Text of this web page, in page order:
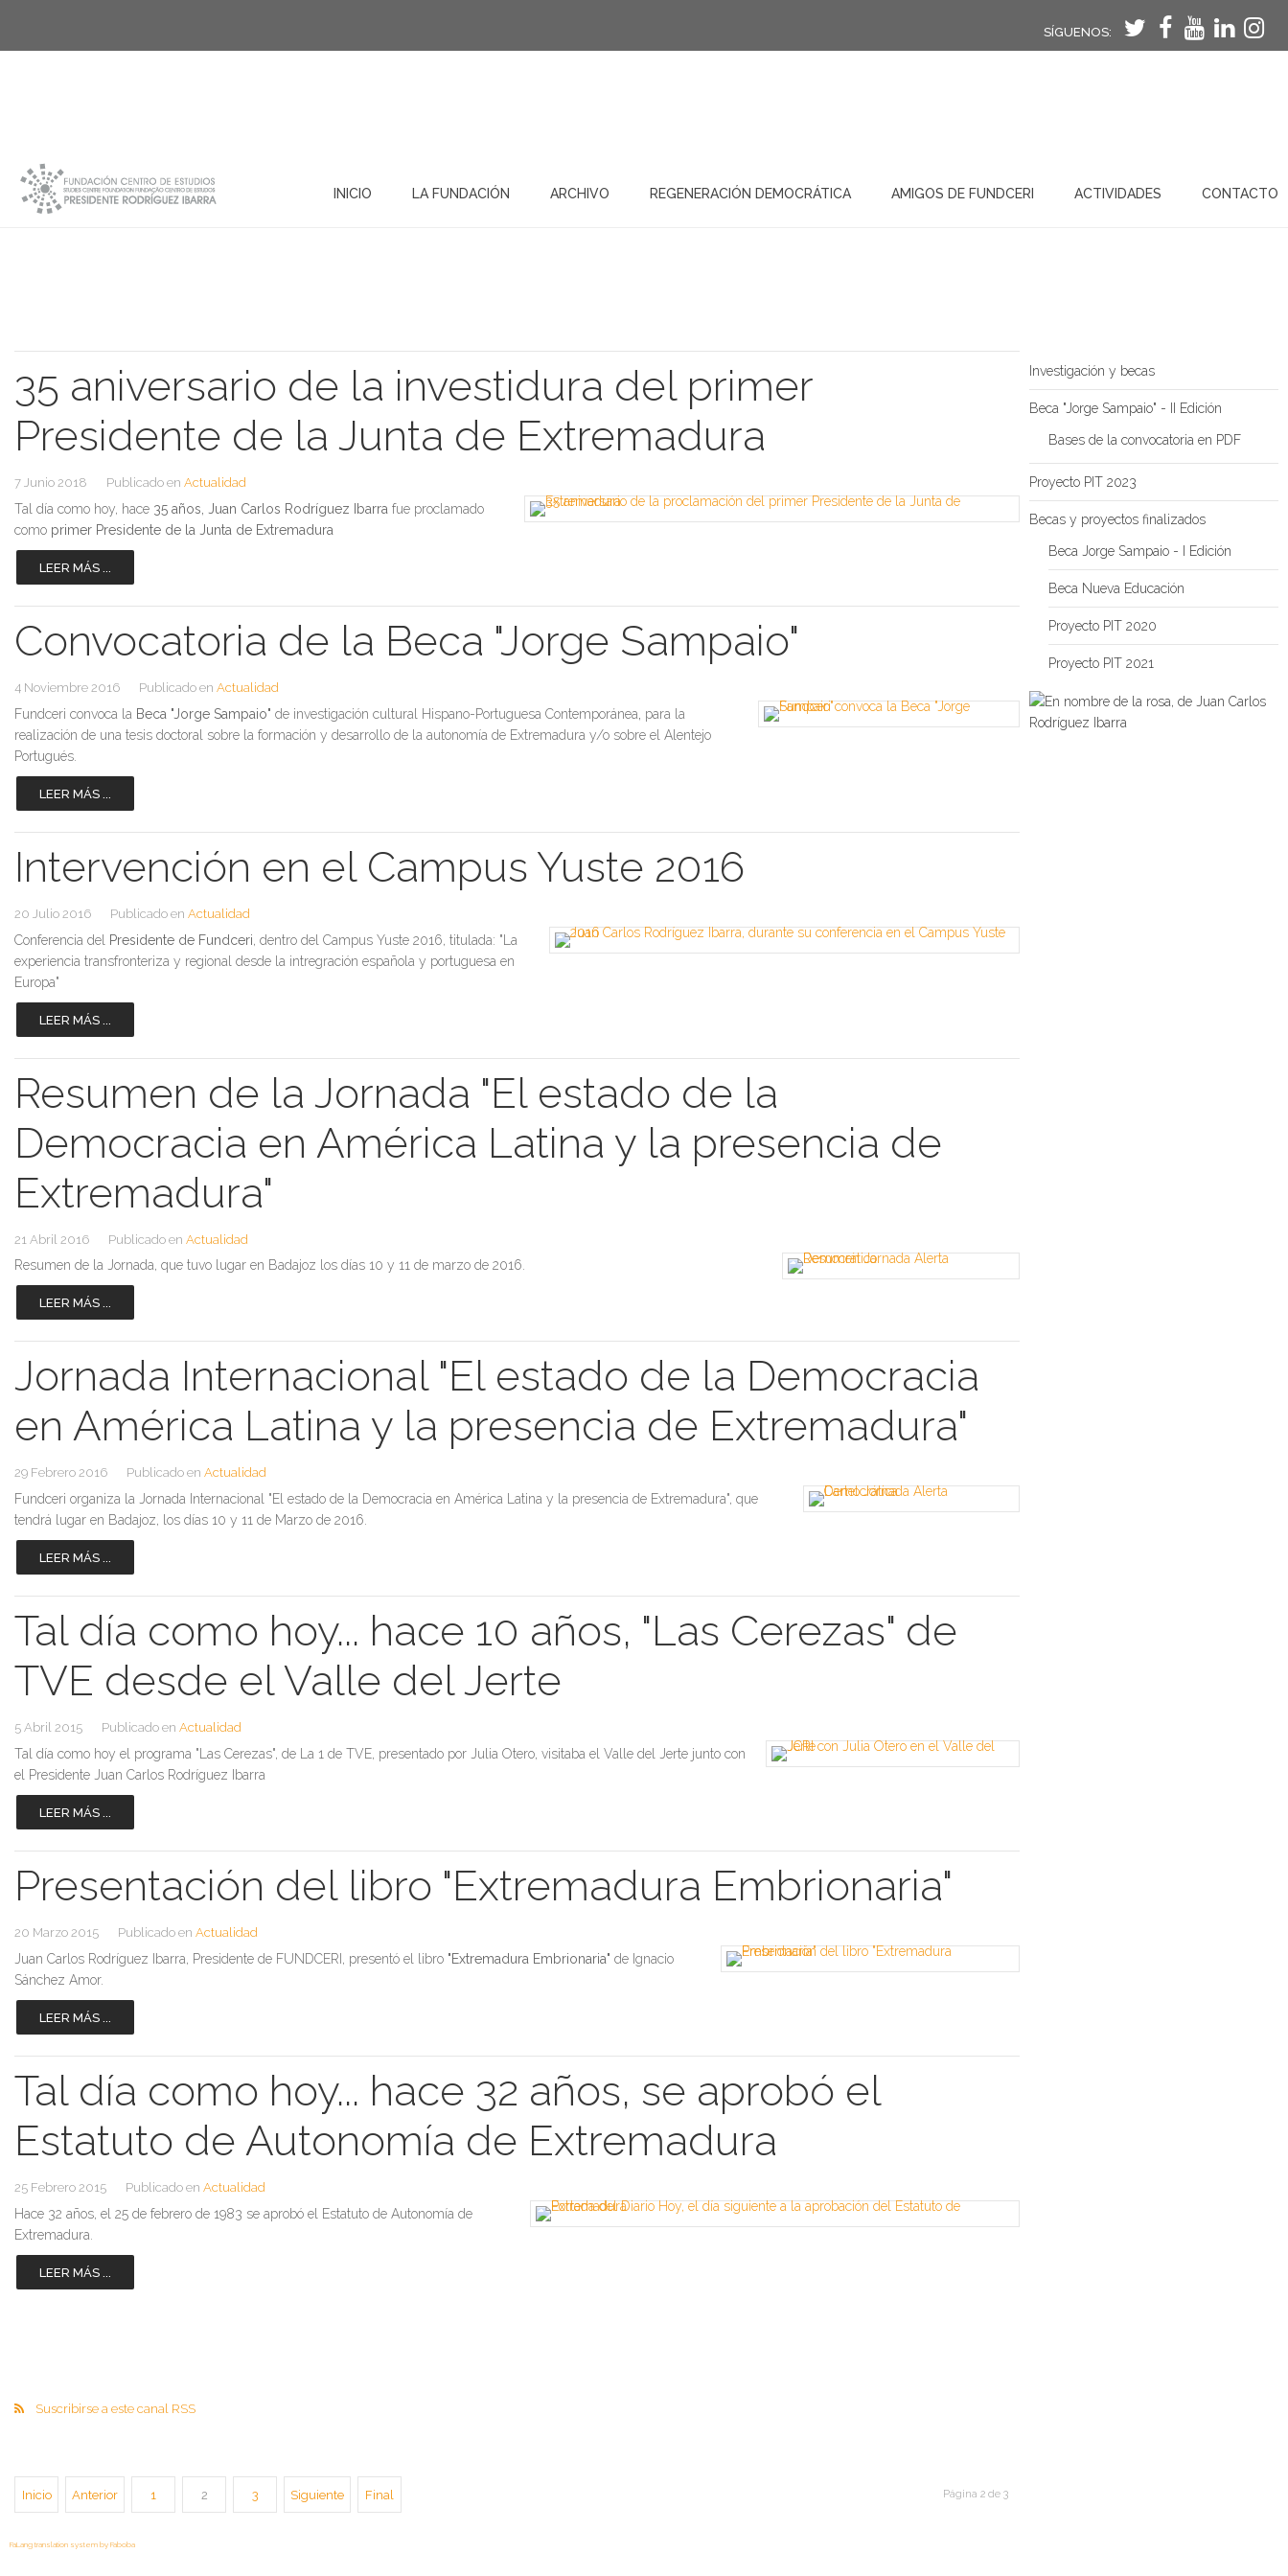
SÍGUENOS:
INICIO LA FUNDACIÓN ARCHIVO REGENERACIÓN DEMOCRÁTICA AMIGOS DE FUNDCERI ACTIVIDADES CONTACTO
35 aniversario de la investidura del primer
Presidente de la Junta de Extremadura
7 Junio 2018 Publicado en Actualidad
Tal día como hoy, hace 35 años, Juan Carlos Rodríguez Ibarra fue proclamado
como primer Presidente de la Junta de Extremadura
LEER MÁS ...
Convocatoria de la Beca "Jorge Sampaio"
4 Noviembre 2016 Publicado en Actualidad
Fundceri convoca la Beca "Jorge Sampaio" de investigación cultural Hispano-Portuguesa Contemporánea para la
realización de una tesis doctoral sobre la formación y desarrollo de la autonomía de Extremadura y/o sobre el Alentejo
Portugués.
LEER MÁS ...
Intervención en el Campus Yuste 2016
20 Julio 2016 Publicado en Actualidad
Conferencia del Presidente de Fundceri , dentro del Campus Yuste 2016, titulada: "La
experiencia transfronteriza y regional desde la intregración española y portuguesa en
Europa"
LEER MÁS ...
Resumen de la Jornada "El estado de la
Democracia en América Latina y la presencia de
Extremadura"
21 Abril 2016 Publicado en Actualidad
Resumen de la Jornada, que tuvo lugar en Badajoz los días 10 y 11 de marzo de 2016.
LEER MÁS ...
Jornada Internacional "El estado de la Democracia
en América Latina y la presencia de Extremadura"
29 Febrero 2016 Publicado en Actualidad
Fundceri organiza la Jornada Internacional "El estado de la Democracia en América Latina y la presencia de Extremadura", que
tendrá lugar en Badajoz, los días 10 y 11 de Marzo de 2016.
LEER MÁS ...
Tal día como hoy... hace 10 años, "Las Cerezas" de
TVE desde el Valle del Jerte
5 Abril 2015 Publicado en Actualidad
Tal día como hoy el programa "Las Cerezas", de La 1 de TVE, presentado por Julia Otero, visitaba el Valle del Jerte junto con
el Presidente Juan Carlos Rodríguez Ibarra
LEER MÁS ...
Presentación del libro "Extremadura Embrionaria"
20 Marzo 2015 Publicado en Actualidad
Juan Carlos Rodríguez Ibarra, Presidente de FUNDCERI, presentó el libro "Extremadura Embrionaria" de Ignacio
Sánchez Amor.
LEER MÁS ...
Tal día como hoy... hace 32 años, se aprobó el
Estatuto de Autonomía de Extremadura
25 Febrero 2015 Publicado en Actualidad
Hace 32 años, el 25 de febrero de 1983 se aprobó el Estatuto de Autonomía de
Extremadura.
LEER MÁS ...
Suscribirse a este canal RSS
Inicio Anterior 1 2 3 Siguiente Final Página 2 de 3
FaLang translation system by Faboba
Investigación y becas
Beca "Jorge Sampaio" - II Edición
Bases de la convocatoria en PDF
Proyecto PIT 2023
Becas y proyectos finalizados
Beca Jorge Sampaio - I Edición
Beca Nueva Educación
Proyecto PIT 2020
Proyecto PIT 2021